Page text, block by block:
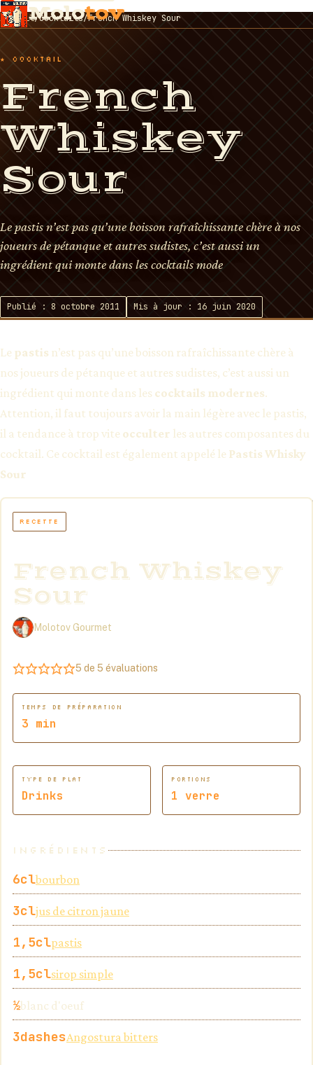
Molotov
Accueil/Cocktails/French Whiskey Sour
★ COCKTAIL
French
Whiskey
Sour
Le pastis n’est pas qu’une boisson rafraîchissante chère à nos
joueurs de pétanque et autres sudistes, c’est aussi un
ingrédient qui monte dans les cocktails mode
Publié : 8 octobre 2011 Mis à jour : 16 juin 2020
Le pastis n’est pas qu’une boisson rafraîchissante chère à
nos joueurs de pétanque et autres sudistes, c’est aussi un
ingrédient qui monte dans les cocktails modernes.
Attention, il faut toujours avoir la main légère avec le pastis,
il a tendance à trop vite occulter les autres composantes du
cocktail. Ce cocktail est également appelé le Pastis Whisky
Sour
French Whiskey
Sour
Molotov Gourmet
5 de 5 évaluations
TEMPS DE PRÉPARATION
3 minutes
min
TYPE DE PLAT
Drinks
PORTIONS
1 verre
INGRÉDIENTS
6clbourbon
3cljus de citron jaune
1,5clpastis
1,5clsirop simple
½blanc d'oeuf
3dashesAngostura bitters